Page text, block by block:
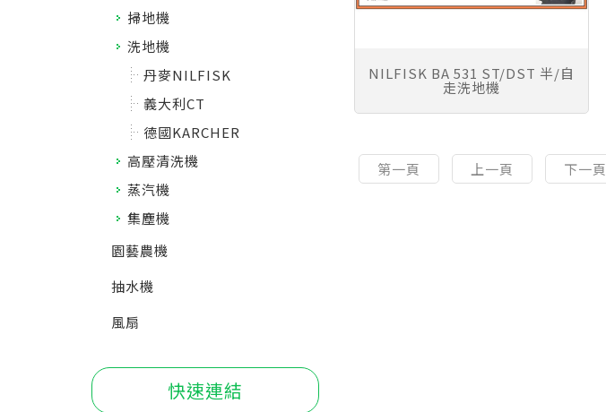
掃地機
洗地機
丹麥NILFISK
義大利CT
德國KARCHER
高壓清洗機
蒸汽機
集塵機
園藝農機
抽水機
風扇
快速連結
NILFISK BA 531 ST/DST 半/自
走洗地機
第一頁 上一頁 下一頁